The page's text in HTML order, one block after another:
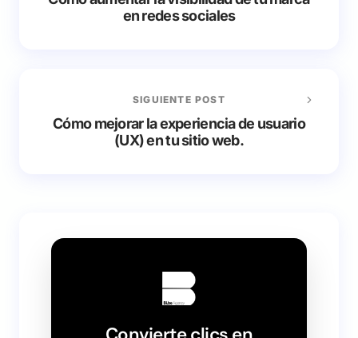
en redes sociales
SIGUIENTE POST
Cómo mejorar la experiencia de usuario
(UX) en tu sitio web.